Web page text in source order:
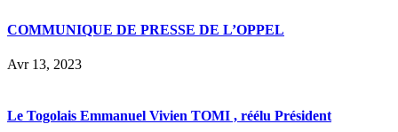
COMMUNIQUE DE PRESSE DE L’OPPEL
Avr 13, 2023
Le Togolais Emmanuel Vivien TOMI , réélu Président